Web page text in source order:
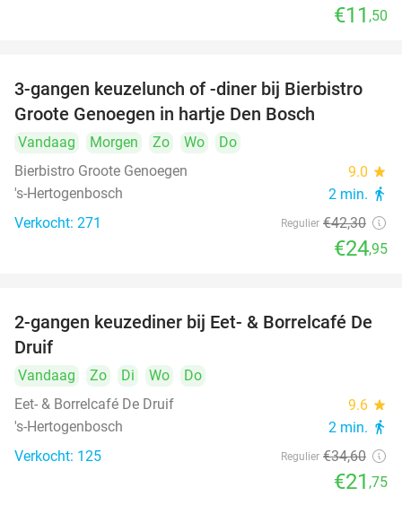
€11 ,50
41%
3-gangen keuzelunch of -diner bij Bierbistro
Groote Genoegen in hartje Den Bosch
Vandaag Morgen Zo Wo
Do
Bierbistro Groote Genoegen
9.0 star
's-Hertogenbosch 2 min. directions_walk
Verkocht: 271 Regulier €42,30
€24,95
37%
2-gangen keuzediner bij Eet- & Borrelcafé De
Druif
Vandaag Zo Di Wo
Do
Eet- & Borrelcafé De Druif
9.6 star
's-Hertogenbosch 2 min. directions_walk
Verkocht: 125 Regulier €34,60
€21 ,75